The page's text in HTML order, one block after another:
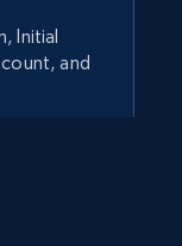
Initial
count, and
ahora